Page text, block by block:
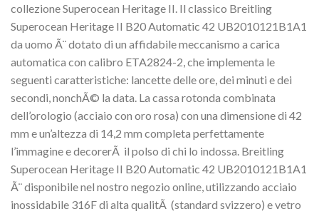
collezione Superocean Heritage II. Il classico Breitling
Superocean Heritage II B20 Automatic 42 UB2010121B1A1
da uomo Ã¨ dotato di un affidabile meccanismo a carica
automatica con calibro ETA2824-2, che implementa le
seguenti caratteristiche: lancette delle ore, dei minuti e dei
secondi, nonchÃ© la data. La cassa rotonda combinata
dell’orologio (acciaio con oro rosa) con una dimensione di 42
mm e un’altezza di 14,2 mm completa perfettamente
l’immagine e decorerÃ il polso di chi lo indossa. Breitling
Superocean Heritage II B20 Automatic 42 UB2010121B1A1
Ã¨ disponibile nel nostro negozio online, utilizzando acciaio
inossidabile 316F di alta qualitÃ (standard svizzero) e vetro